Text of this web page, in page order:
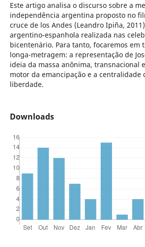
Este artigo analisa o discurso sobre a
independência argentina proposto no
cruce de los Andes (Leandro Ipiña,
argentino-espanhola realizada nas
bicentenário. Para tanto, focaremos em
longa-metragem: a representação de
ideia da massa anônima, transnacional
motor da emancipação e a centralidade
liberdade.
Downloads